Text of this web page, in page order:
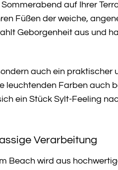
auf Ihrer
Füßen der weiche,
Geborgenheit aus und
auch ein
leuchtenden Farben auch
ein Stück Sylt-Feeling
Verarbeitung
Beach wird aus